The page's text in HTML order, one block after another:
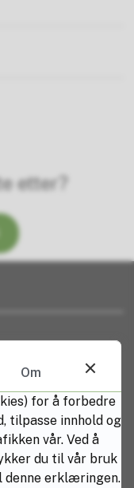
etter?
Om
for å forbedre
tilpasse innhold og
vår. Ved å
du til vår bruk
denne erklæringen.